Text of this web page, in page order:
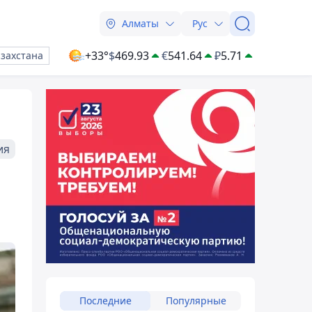
Алматы Рус
+33°$469.93 €541.64 ₽5.71
Последние Популярные